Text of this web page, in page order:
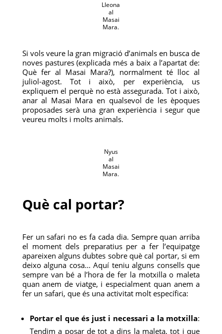
Lleona
al
Masai
Mara.
Si vols veure la gran migració d’animals en busca de
noves pastures (explicada més a baix a l’apartat de:
Què fer al Masai Mara?), normalment té lloc al
juliol-agost. Tot i això, per experiència, us
expliquem el perquè no està assegurada. Tot i això,
anar al Masai Mara en qualsevol de les èpoques
proposades serà una gran experiència i segur que
veureu molts i molts animals.
Nyus
al
Masai
Mara.
Què cal portar?
Fer un safari no es fa cada dia. Sempre quan arriba
el moment dels preparatius per a fer l’equipatge
apareixen alguns dubtes sobre què cal portar, si em
deixo alguna cosa… Aquí teniu alguns consells que
sempre van bé a l’hora de fer la motxilla o maleta
quan anem de viatge, i especialment quan anem a
fer un safari, que és una activitat molt específica:
Portar el que és just i necessari a la motxilla:
Tendim a posar de tot a dins la maleta, tot i que